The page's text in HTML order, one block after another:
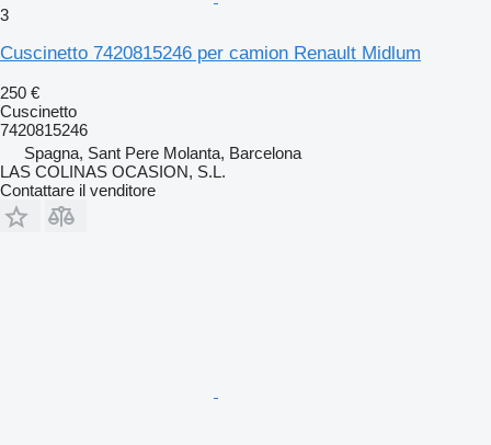
3
Cuscinetto 7420815246 per camion Renault Midlum
250 €
Cuscinetto
7420815246
Spagna, Sant Pere Molanta, Barcelona
LAS COLINAS OCASION, S.L.
Contattare il venditore